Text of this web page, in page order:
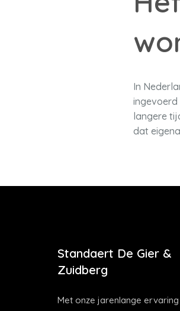
In
ingevoerd
langere
dat
Standaert De Gier &
Zuidberg
Met onze jarenlange